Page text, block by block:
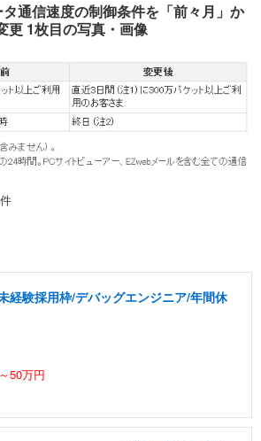
スポーツ
その他
ショッピング
法
通信速度の制御条件を「前々月」か
更 1枚目の写真・画像
経験採用枠/デバッグエンジニア/年間休
50万円